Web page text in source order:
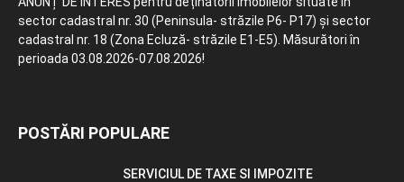
sector cadastral nr. 30 (Peninsula- străzile P6- P17) și sector
cadastral nr. 18 (Zona Ecluză- străzile E1-E5). Măsurători în
perioada 03.08.2026-07.08.2026!
POSTĂRI POPULARE
SERVICIUL DE TAXE SI IMPOZITE